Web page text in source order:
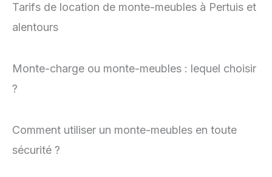
Tarifs de location de monte-meubles à Pertuis et
alentours
Monte-charge ou monte-meubles : lequel choisir
?
Comment utiliser un monte-meubles en toute
sécurité ?